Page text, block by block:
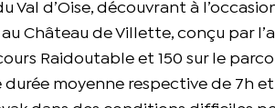
Val d’Oise, découvrant à
Château de Villette, conçu par
Raidoutable et 150 sur le
durée moyenne respective de 7h